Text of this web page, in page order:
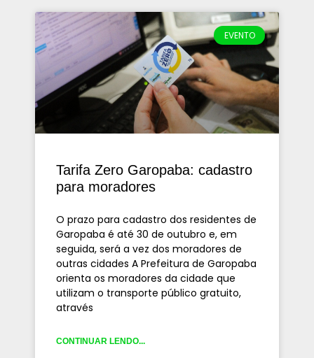
EVENTO
Tarifa Zero Garopaba: cadastro
para moradores
O prazo para cadastro dos residentes de
Garopaba é até 30 de outubro e, em
seguida, será a vez dos moradores de
outras cidades A Prefeitura de Garopaba
orienta os moradores da cidade que
utilizam o transporte público gratuito,
através
CONTINUAR LENDO...